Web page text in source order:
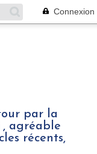
Connexion
par la
, agréable
récents,